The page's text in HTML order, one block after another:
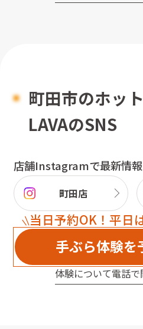
町田市のホッ
LAVAのSNS
店舗Instagramで最新情報
町田店
当日予約OK！平日
手ぶら体験を
体験について電話